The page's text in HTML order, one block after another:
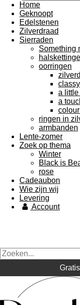
Home
Geknoopt
Edelstenen
Zilverdraad
Sierraden
Something
oorringen
a
a
ringen in
armbanden
Lente-zomer
Zoek op thema
Winter
Black is
rose
Cadeaubon
Wie zijn wij
Levering
Account